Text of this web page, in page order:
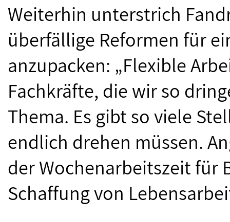
Weiterhin unterstrich
überfällige Reformen für
anzupacken: „Flexible
Fachkräfte, die wir so
Thema. Es gibt so viele
endlich drehen müssen.
der Wochenarbeitszeit für
Schaffung von